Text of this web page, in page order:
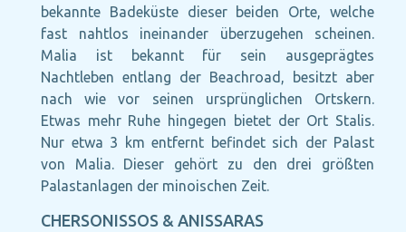
bekannte Badeküste dieser beiden Orte, welche
fast nahtlos ineinander überzugehen scheinen.
Malia ist bekannt für sein ausgeprägtes
Nachtleben entlang der Beachroad, besitzt aber
nach wie vor seinen ursprünglichen Ortskern.
Etwas mehr Ruhe hingegen bietet der Ort Stalis.
Nur etwa 3 km entfernt befindet sich der Palast
von Malia. Dieser gehört zu den drei größten
Palastanlagen der minoischen Zeit.
CHERSONISSOS & ANISSARAS